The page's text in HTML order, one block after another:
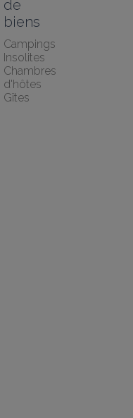
de
biens
Campings
Insolites
Chambres
d'hôtes
Gîtes